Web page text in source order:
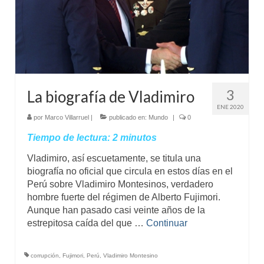
Aula Virtual
3
ENE 2020
La biografía de Vladimiro
por Marco Villarruel publicado en: Mundo 0
Tiempo de lectura: 2 minutos
Vladimiro, así escuetamente, se titula una
biografía no oficial que circula en estos días en el
Perú sobre Vladimiro Montesinos, verdadero
hombre fuerte del régimen de Alberto Fujimori.
Aunque han pasado casi veinte años de la
estrepitosa caída del que … Continuar
corrupción, Fujimori, Perú, Vladimiro Montesino